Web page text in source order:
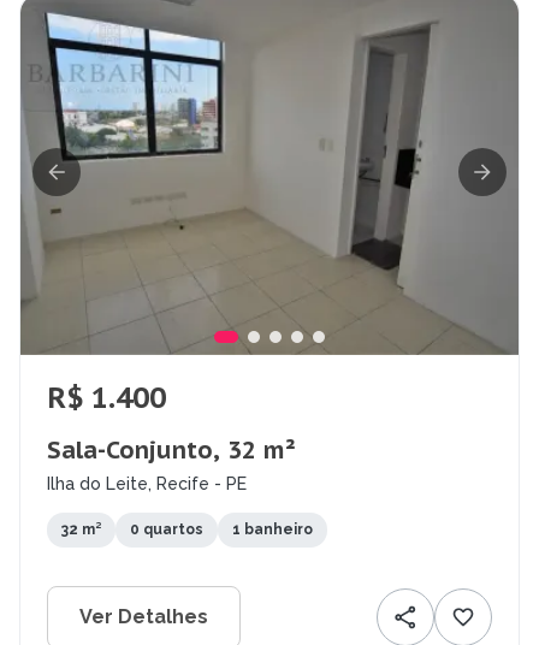
R$ 1.400
Sala-Conjunto, 32 m²
Ilha do Leite, Recife - PE
32 m² 0 quartos 1 banheiro
Ver Detalhes